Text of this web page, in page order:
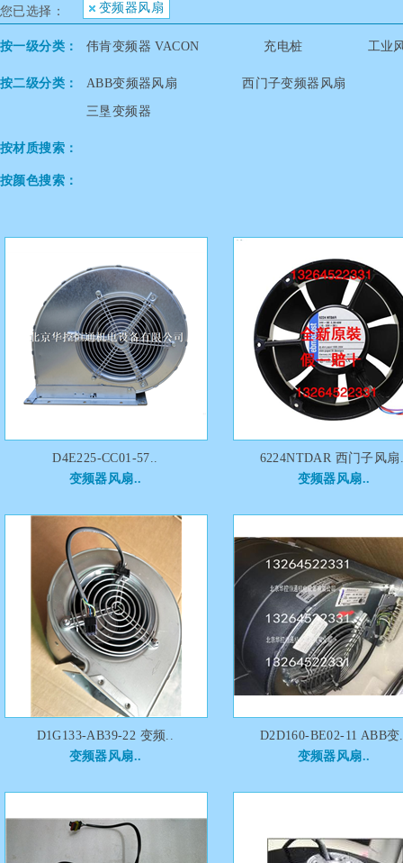
您已选择： 变频器风扇
按一级分类： 伟肯变频器 VACON 充电桩 工业
按二级分类： ABB变频器风扇 西门子变频器风扇
三垦变频器
按材质搜索：
按颜色搜索：
D4E225-CC01-57..
变频器风扇..
6224NTDAR 西门子风扇
变频器风扇..
D1G133-AB39-22 变频..
变频器风扇..
D2D160-BE02-11 ABB变
变频器风扇..